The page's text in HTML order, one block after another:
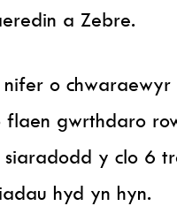
a Zebre.
o chwaraewyr
flaen gwrthdaro
siaradodd y clo 6
hyd yn hyn.